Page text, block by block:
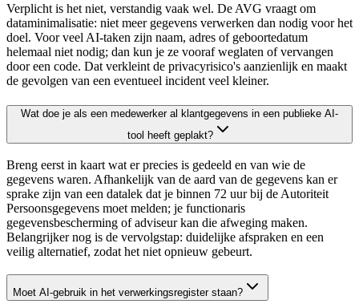
Verplicht is het niet, verstandig vaak wel. De AVG vraagt om
dataminimalisatie: niet meer gegevens verwerken dan nodig voor het
doel. Voor veel AI-taken zijn naam, adres of geboortedatum
helemaal niet nodig; dan kun je ze vooraf weglaten of vervangen
door een code. Dat verkleint de privacyrisico's aanzienlijk en maakt
de gevolgen van een eventueel incident veel kleiner.
Wat doe je als een medewerker al klantgegevens in een publieke AI-
tool heeft geplakt?
Breng eerst in kaart wat er precies is gedeeld en van wie de
gegevens waren. Afhankelijk van de aard van de gegevens kan er
sprake zijn van een datalek dat je binnen 72 uur bij de Autoriteit
Persoonsgegevens moet melden; je functionaris
gegevensbescherming of adviseur kan die afweging maken.
Belangrijker nog is de vervolgstap: duidelijke afspraken en een
veilig alternatief, zodat het niet opnieuw gebeurt.
Moet AI-gebruik in het verwerkingsregister staan?